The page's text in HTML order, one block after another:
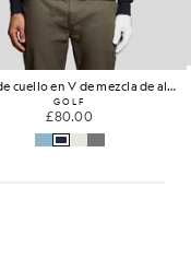
Jersey de cuello en V de mezcla de algodón Parka gruesa